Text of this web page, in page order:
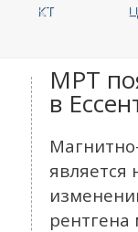
КТ
МРТ
в
является
рентгена